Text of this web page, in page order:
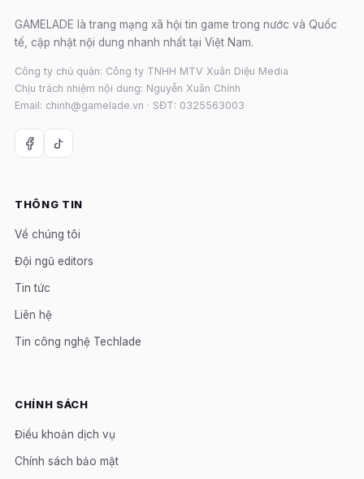
GAMELADE là trang mạng xã hội tin game trong nước và Quốc
tế, cập nhật nội dung nhanh nhất tại Việt Nam.
Công ty chủ quản: Công ty TNHH MTV Xuân Diệu Media
Chịu trách nhiệm nội dung: Nguyễn Xuân Chính
Email: chinh@gamelade.vn · SĐT: 0325563003
THÔNG TIN
Về chúng tôi
Đội ngũ editors
Tin tức
Liên hệ
Tin công nghệ Techlade
CHÍNH SÁCH
Điều khoản dịch vụ
Chính sách bảo mật